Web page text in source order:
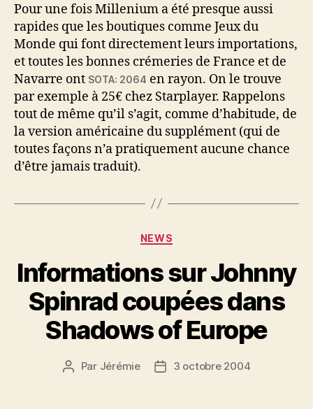
Pour une fois Millenium a été presque aussi
rapides que les boutiques comme Jeux du
Monde qui font directement leurs importations,
et toutes les bonnes crémeries de France et de
Navarre ont SOTA: 2064 en rayon. On le trouve
par exemple à 25€ chez Starplayer. Rappelons
tout de même qu’il s’agit, comme d’habitude, de
la version américaine du supplément (qui de
toutes façons n’a pratiquement aucune chance
d’être jamais traduit).
Catégories
NEWS
Informations sur Johnny
Spinrad coupées dans
Shadows of Europe
Auteur
Par Jérémie
Date3 octobre 2004